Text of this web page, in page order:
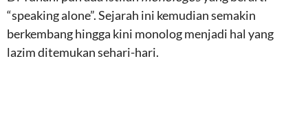
“speaking alone”. Sejarah ini kemudian semakin
berkembang hingga kini monolog menjadi hal yang
lazim ditemukan sehari-hari.